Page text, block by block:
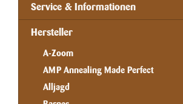
Service & Informationen
Hersteller
A-Zoom
AMP Annealing Made Perfect
Alljagd